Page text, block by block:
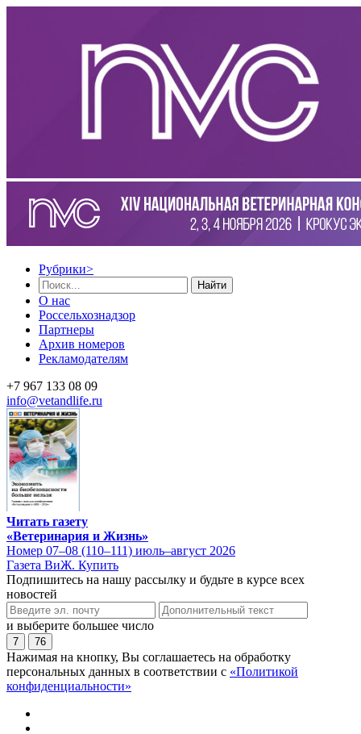
Рубрики>
Найти
О нас
Россельхознадзор
Партнеры
Архив номеров
Рекламодателям
+7 967 133 08 09
info@vetandlife.ru
Читать газету
«Ветеринария и Жизнь»
Номер 07–08 (110–111) июль–август 2026
Газета ВиЖ. Купить
Подпишитесь на нашу рассылку и будьте в курсе всех
новостей
и выберите большее число
7 76
Нажимая на кнопку, Вы соглашаетесь на обработку
персональных данных в соответствии с «Политикой
конфиденциальности»